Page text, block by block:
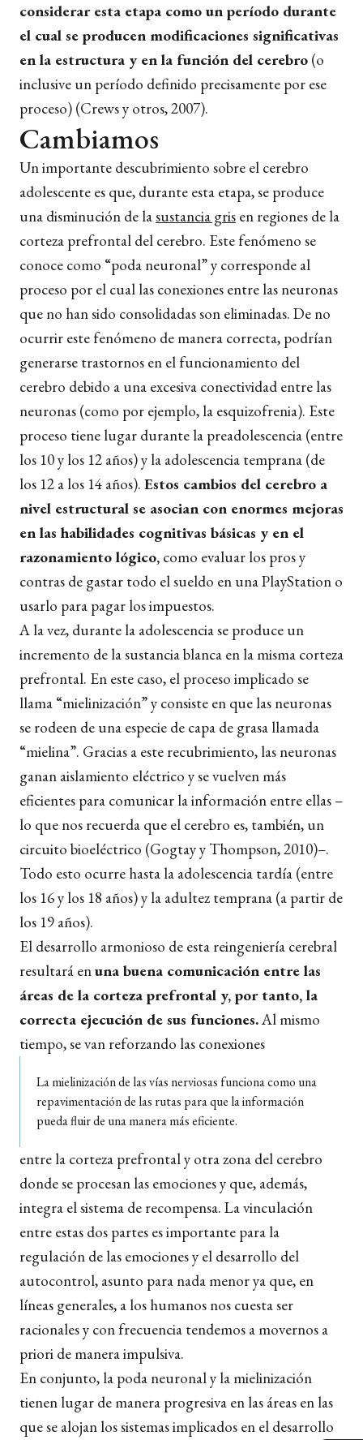
considerar esta etapa como un período durante
el cual se producen modificaciones significativas
en la estructura y en la función del cerebro (o
inclusive un período definido precisamente por ese
proceso) (Crews y otros, 2007).
Cambiamos
Un importante descubrimiento sobre el cerebro
adolescente es que, durante esta etapa, se produce
una disminución de lasustancia gris en regiones de la
corteza prefrontal del cerebro. Este fenómeno se
conoce como “poda neuronal” y corresponde al
proceso por el cual las conexiones entre las neuronas
que no han sido consolidadas son eliminadas. De no
ocurrir este fenómeno de manera correcta, podrían
generarse trastornos en el funcionamiento del
cerebro debido a una excesiva conectividad entre las
neuronas (como por ejemplo, la esquizofrenia). Este
proceso tiene lugar durante la preadolescencia (entre
los 10 y los 12 años) y la adolescencia temprana (de
los 12 a los 14 años). Estos cambios del cerebro a
nivel estructural se asocian con enormes mejoras
en las habilidades cognitivas básicas y en el
razonamiento lógico, como evaluar los pros y
contras de gastar todo el sueldo en una PlayStation o
usarlo para pagar los impuestos.
A la vez, durante la adolescencia se produce un
incremento de la sustancia blanca en la misma corteza
prefrontal. En este caso, el proceso implicado se
llama “mielinización” y consiste en que las neuronas
se rodeen de una especie de capa de grasa llamada
“mielina”. Gracias a este recubrimiento, las neuronas
ganan aislamiento eléctrico y se vuelven más
eficientes para comunicar la información entre ellas –
lo que nos recuerda que el cerebro es, también, un
circuito bioeléctrico (Gogtay y Thompson, 2010)–.
Todo esto ocurre hasta la adolescencia tardía (entre
los 16 y los 18 años) y la adultez temprana (a partir de
los 19 años).
El desarrollo armonioso de esta reingeniería cerebral
resultará enuna buena comunicación entre las
áreas de la corteza prefrontal y, por tanto, la
correcta ejecución de sus funciones.Al mismo
tiempo, se van reforzando las conexiones
La mielinización de las vías nerviosas funciona como una
repavimentación de las rutas para que la información
pueda fluir de una manera más eficiente.
entre la corteza prefrontal y otra zona del cerebro
donde se procesan las emociones y que, además,
integra el sistema de recompensa. La vinculación
entre estas dos partes es importante para la
regulación de las emociones y el desarrollo del
autocontrol, asunto para nada menor ya que, en
líneas generales, a los humanos nos cuesta ser
racionales y con frecuencia tendemos a movernos a
priori de manera impulsiva.
En conjunto, la poda neuronal y la mielinización
tienen lugar de manera progresiva en las áreas en las
que se alojan los sistemas implicados en el desarrollo